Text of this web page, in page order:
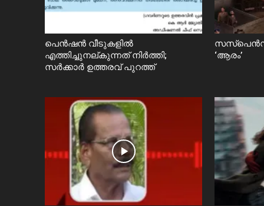
പെൻഷൻ വീടുകളിൽ
എത്തിച്ചുനല്കുന്നത് നിർത്തി;
സര്‍ക്കാർ ഉത്തരവ് പുറത്ത്
‘ആരം’